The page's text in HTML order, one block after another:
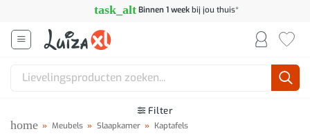
inhoud
task_alt Binnen 1 weekbij jou thuis*
Zoeken
Filter
home » Meubels » Slaapkamer » Kaptafels